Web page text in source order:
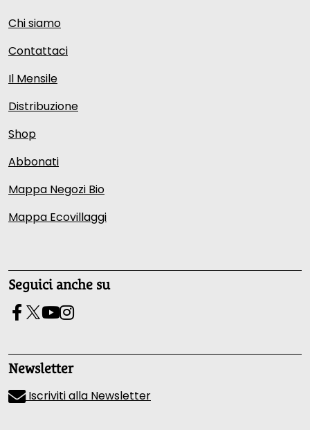
Chi siamo
Contattaci
Il Mensile
Distribuzione
Shop
Abbonati
Mappa Negozi Bio
Mappa Ecovillaggi
Seguici anche su
Newsletter
Iscriviti alla Newsletter